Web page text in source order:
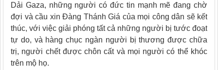
Dải Gaza, những người có đức tin mạnh mẽ đang chờ
đợi và cầu xin Đàng Thánh Giá của mọi công dân sẽ kết
thúc, với việc giải phóng tất cả những người bị tước đoạt
tự do, và hàng chục ngàn người bị thương được chữa
trị, người chết được chôn cất và mọi người có thể khóc
trên mộ họ.